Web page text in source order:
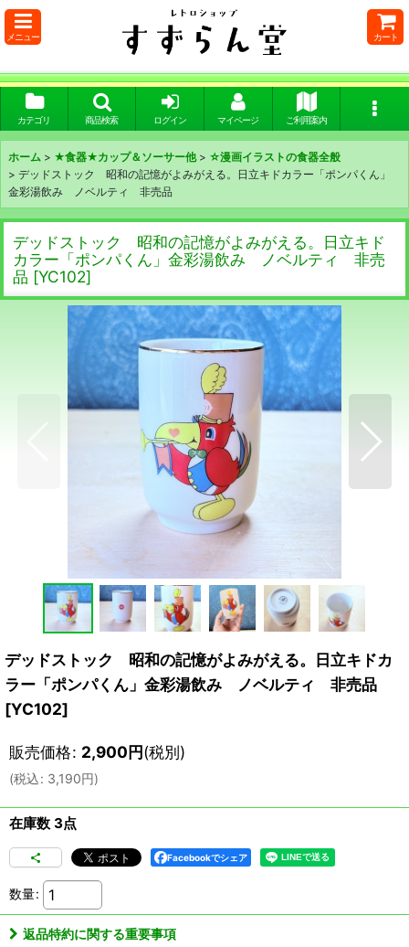
メニュー カート
カテゴリ 商品検索 ログイン マイページ ご利用案内
ホーム > ★食器★カップ＆ソーサー他 > ☆漫画イラストの食器全般
> デッドストック 昭和の記憶がよみがえる。日立キドカラー「ポンパくん」
金彩湯飲み ノベルティ 非売品
デッドストック 昭和の記憶がよみがえる。日立キド
カラー「ポンパくん」金彩湯飲み ノベルティ 非売
品 [YC102]
デッドストック 昭和の記憶がよみがえる。日立キドカ
ラー「ポンパくん」金彩湯飲み ノベルティ 非売品
[YC102]
販売価格: 2,900円(税別)
(税込: 3,190円)
在庫数 3点
Facebookでシェア
数量:
返品特約に関する重要事項